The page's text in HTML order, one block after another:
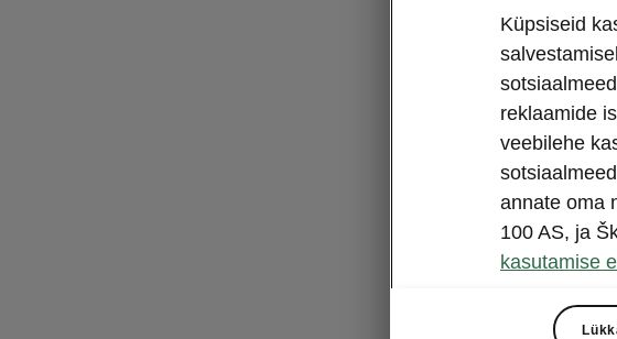
Küpsiseid
reklaamide
veebilehe
annate oma
100 AS, ja
kasutamise